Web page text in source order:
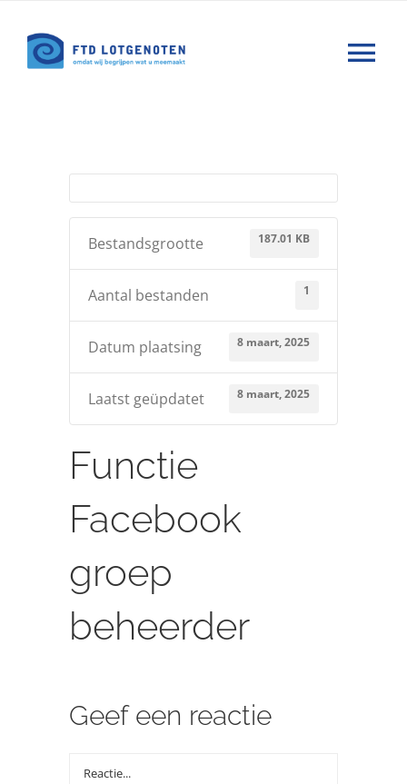
naar
inhoud
Over ons
Bestandsgrootte 187.01 KB
Aantal bestanden 1
Datum plaatsing 8 maart, 2025
Laatst geüpdatet 8 maart, 2025
Functie
Facebook
groep
beheerder
Geef een reactie
Reactie